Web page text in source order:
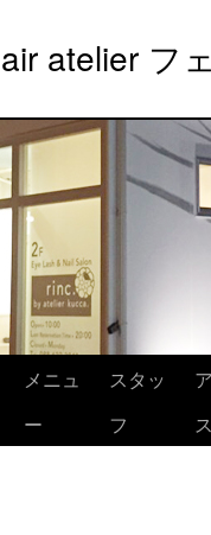
atelier フ
メニュ
ー
スタッ
フ
ス